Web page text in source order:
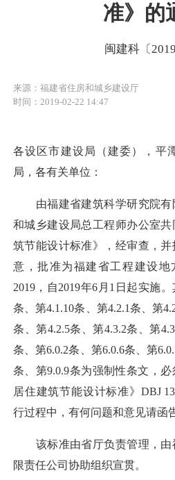
准》的
闽建科〔
来源：福建省住房和城乡建设厅
时间：2019-02-22 14:47
各设区市建设局（建委），平
局，各有关单位：
由福建省建筑科学研究院有
和城乡建设局总工程师办公室
筑节能设计标准》，经审查，
意，批准为福建省工程建设地
2019，自2019年6月1日起实施
条、第4.1.10条、第4.2.1条、第
条、第4.2.5条、第4.3.2条、第
条、第6.0.2条、第6.0.6条、第
条、第9.0.9条为强制性条文，
居住建筑节能设计标准》DBJ
行过程中，有何问题和意见请函
该标准由省厅负责管理，由
限责任公司协助组织宣贯。